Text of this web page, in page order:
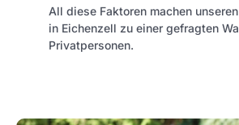
All diese Faktoren machen
in Eichenzell zu einer gefragten
Privatpersonen.